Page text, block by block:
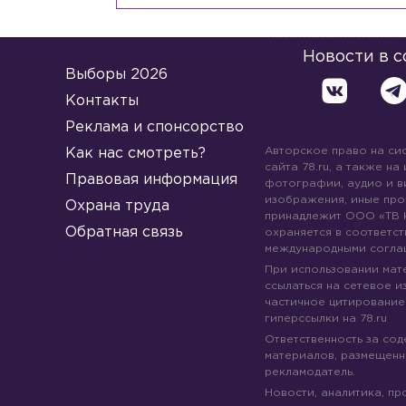
Выборы 2026
Контакты
Реклама и спонсорство
Как нас смотреть?
Правовая информация
Охрана труда
Обратная связь
Новости в
Авторское право на
сайта 78.ru, а также на
фотографии, аудио и
изображения, иные
принадлежит ООО «ТВ
охраняется в
международными
При использовании
ссылаться на сетевое
частичное
гиперссылки на 78.ru
Ответственность за
материалов,
рекламодатель.
Новости, аналитика,